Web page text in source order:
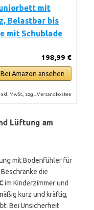
mit
Belastbar bis
mit Schublade
198,99 €
Bei Amazon ansehen
MwSt., zzgl. Versandkosten
Lüftung am
mit Bodenfühler für
die
im Kinderzimmer und
kurz und kräftig,
Bei Unsicherheit